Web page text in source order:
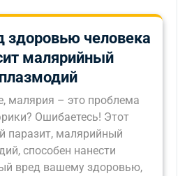
здоровью человека
малярийный
плазмодий
малярия – это проблема
Ошибаетесь! Этот
паразит, малярийный
способен нанести
вред вашему здоровью,